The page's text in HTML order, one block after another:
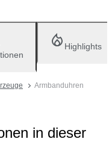
Highlights
Armbanduhren
in dieser